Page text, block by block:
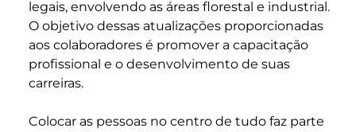
legais, envolvendo as áreas florestal e industrial.
O objetivo dessas atualizações proporcionadas
aos colaboradores é promover a capacitação
profissional e o desenvolvimento de suas
carreiras.
Colocar as pessoas no centro de tudo faz parte